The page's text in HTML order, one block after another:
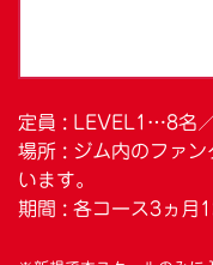
定員 : LEVEL1…8名
場所 : ジム内のファ
います。
期間 : 各コース3ヵ月